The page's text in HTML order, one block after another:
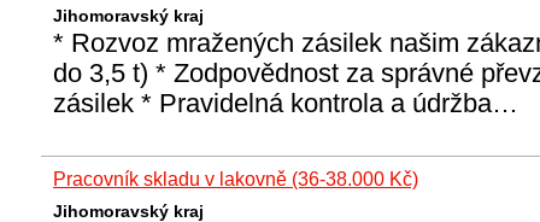
Jihomoravský kraj
* Rozvoz mražených zásilek našim
do 3,5 t) * Zodpovědnost za správné
zásilek * Pravidelná kontrola a údržba…
Pracovník skladu v lakovně (36-38.000 Kč)
Jihomoravský kraj